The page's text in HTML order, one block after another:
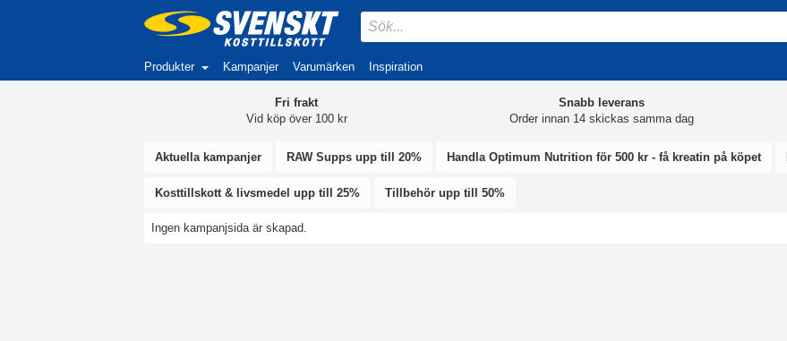
Produkter Kampanjer Varumärken Inspiration
Fri frakt
Vid köp över 100 kr
Snabb leverans
Order innan 14 skickas samma dag
Aktuella kampanjer RAW Supps upp till 20% Handla Optimum Nutrition för 500 kr - få kreatin på köpet
Kosttillskott & livsmedel upp till 25% Tillbehör upp till 50%
Ingen kampanjsida är skapad.